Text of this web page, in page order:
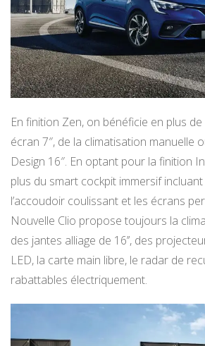
En finition Zen, on bénéficie en plus de
écran 7″, de la climatisation manuelle
Design 16″. En optant pour la finition
plus du smart cockpit immersif
l’accoudoir coulissant et les écrans
Nouvelle Clio propose toujours la
des jantes alliage de 16’’, des
LED, la carte main libre, le radar de
rabattables électriquement.